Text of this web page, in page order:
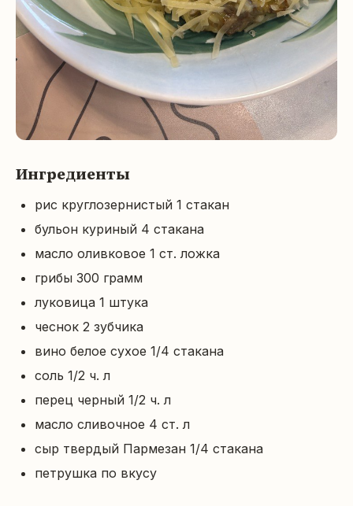
Ингредиенты
рис круглозернистый 1 стакан
бульон куриный 4 стакана
масло оливковое 1 ст. ложка
грибы 300 грамм
луковица 1 штука
чеснок 2 зубчика
вино белое сухое 1/4 стакана
соль 1/2 ч. л
перец черный 1/2 ч. л
масло сливочное 4 ст. л
сыр твердый Пармезан 1/4 стакана
петрушка по вкусу